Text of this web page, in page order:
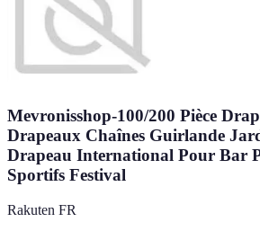
Mevronisshop-100/200 Pièce
Drapeaux Chaînes Guirlande
Drapeau International Pour Bar
Sportifs Festival
Rakuten FR